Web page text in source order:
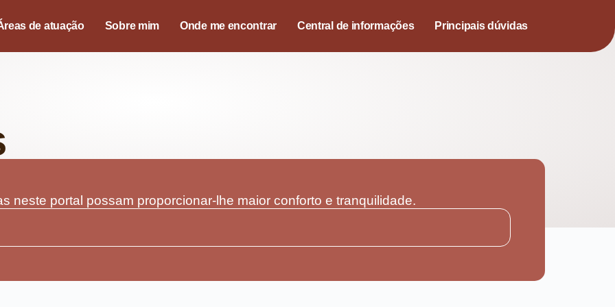
de atuação Sobre mim Onde me encontrar Central de informações Principais dúvidas
no campo da
neste portal possam proporcionar-lhe maior conforto e tranquilidade.